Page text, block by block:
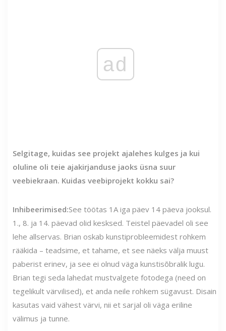
ad
Selgitage, kuidas see projekt ajalehes kulges ja kui
oluline oli teie ajakirjanduse jaoks üsna suur
veebiekraan. Kuidas veebiprojekt kokku sai?
Inhibeerimised:See töötas 1A iga päev 14 päeva jooksul.
1., 8. ja 14. päevad olid kesksed. Teistel päevadel oli see
lehe allservas. Brian oskab kunstiprobleemidest rohkem
rääkida – teadsime, et tahame, et see näeks välja muust
paberist erinev, ja see ei olnud väga kunstisõbralik lugu.
Brian tegi seda lahedat mustvalgete fotodega (need on
tegelikult värvilised), et anda neile rohkem sügavust. Disain
kasutas vaid vähest värvi, nii et sarjal oli väga eriline
välimus ja tunne.